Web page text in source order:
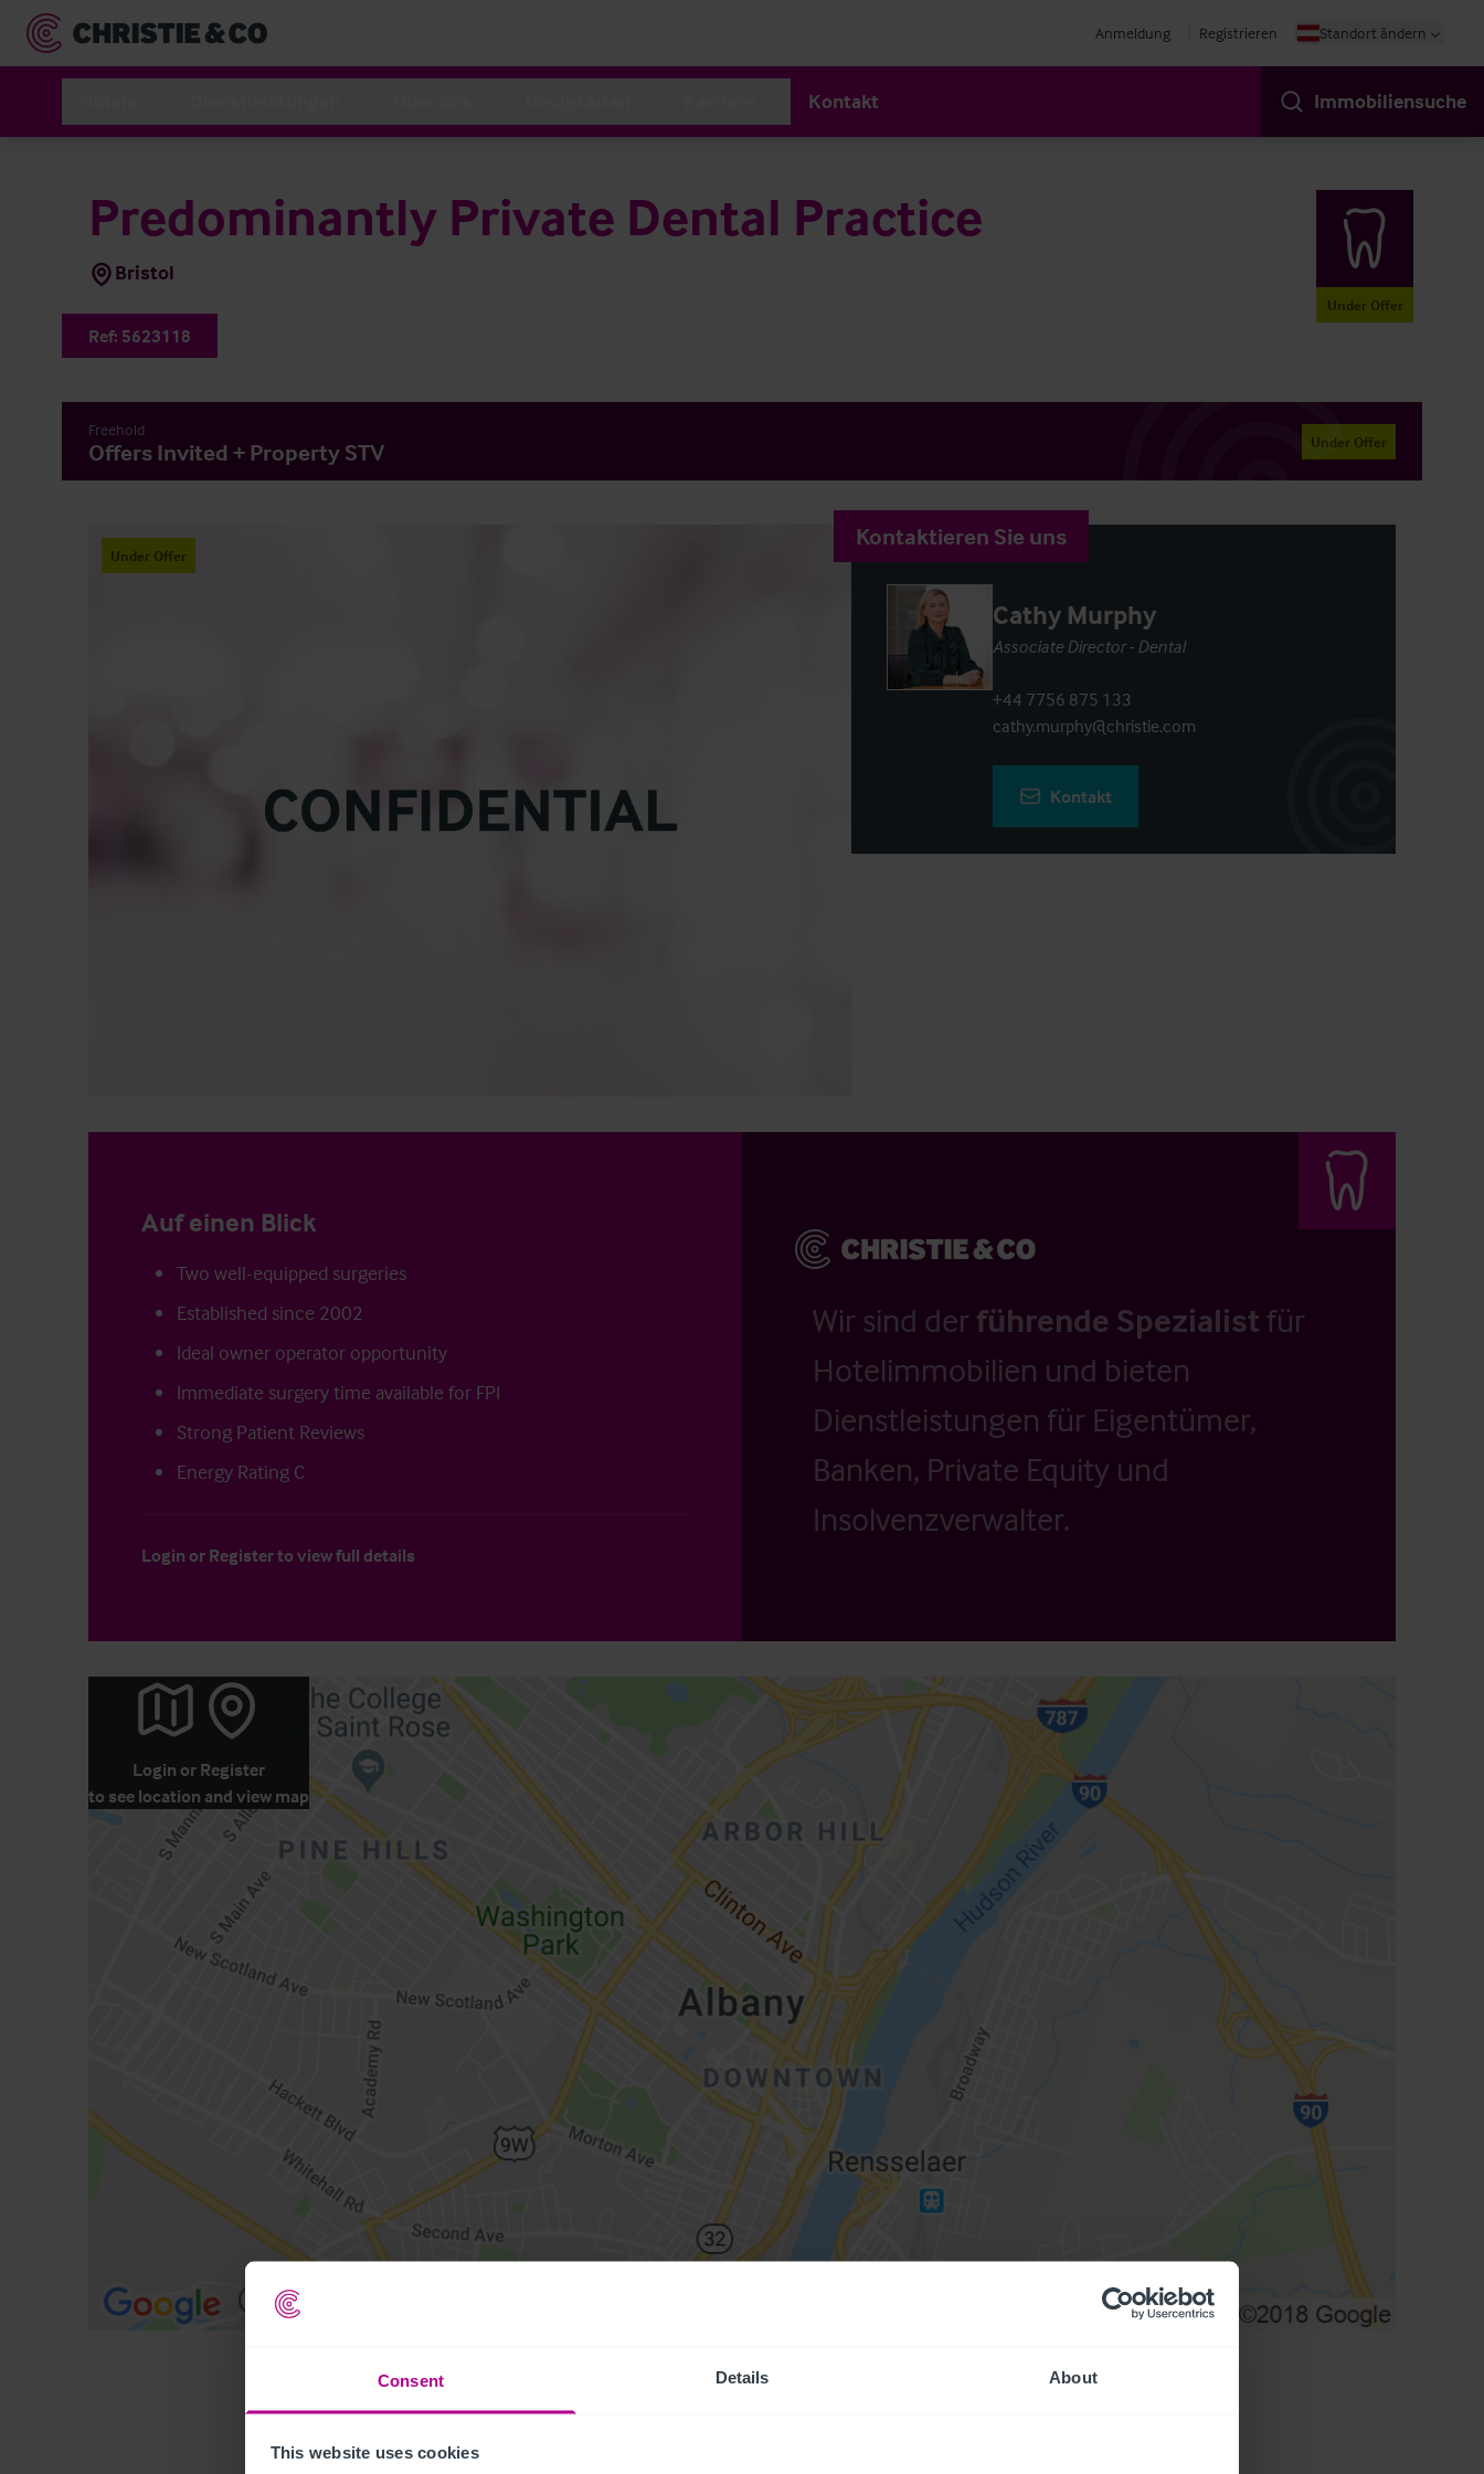
Consent Details About
This website uses cookies
Anmeldung Registrieren Standort ändern
Kontakt Immobiliensuche
Predominantly Private Dental Practice
Bristol
Ref: 5623118
Under Offer
Freehold
Offers Invited + Property STV Under Offer
Under Offer
Kontaktieren Sie uns
Cathy Murphy
Associate Director - Dental
+44 7756 875 133
cathy.murphy@christie.com
Kontakt
Auf einen Blick
Two well-equipped surgeries
Established since 2002
Ideal owner operator opportunity
Immediate surgery time available for FPI
Strong Patient Reviews
Energy Rating C
Login or Registerto view full details
Wir sind der führende Spezialistfür
Hotelimmobilien und bieten
Dienstleistungen für Eigentümer,
Banken, Private Equity und
Insolvenzverwalter.
Login or Register
to see location and view map